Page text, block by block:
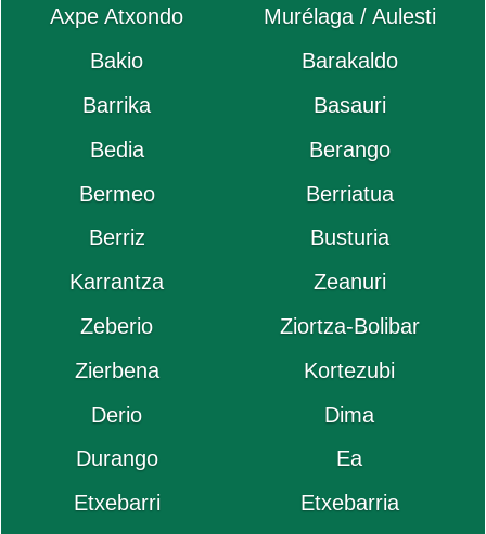
Axpe Atxondo
Murélaga / Aulesti
Bakio
Barakaldo
Barrika
Basauri
Bedia
Berango
Bermeo
Berriatua
Berriz
Busturia
Karrantza
Zeanuri
Zeberio
Ziortza-Bolibar
Zierbena
Kortezubi
Derio
Dima
Durango
Ea
Etxebarri
Etxebarria